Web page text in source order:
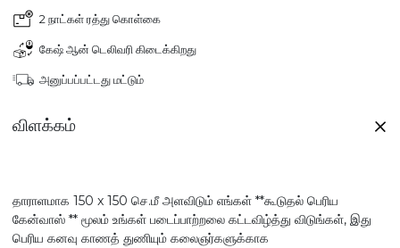
2 நாட்கள் ரத்து கொள்கை
கேஷ் ஆன் டெலிவரி கிடைக்கிறது
அனுப்பப்பட்டது மட்டும்
விளக்கம்
தாராளமாக 150 x 150 செ.மீ அளவிடும் எங்கள் **கூடுதல் பெரிய
கேன்வாஸ் ** மூலம் உங்கள் படைப்பாற்றலை கட்டவிழ்த்து விடுங்கள், இது
பெரிய கனவு காணத் துணியும் கலைஞர்களுக்காக